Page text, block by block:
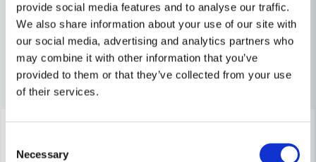
provide social media features and to analyse our traffic.
We also share information about your use of our site with
our social media, advertising and analytics partners who
may combine it with other information that you’ve
provided to them or that they’ve collected from your use
of their services.
Selection
Necessary
email
Mejladress
Ja, ni får publicera min fråga
Skruvdragare
Andra produkter i kategorin